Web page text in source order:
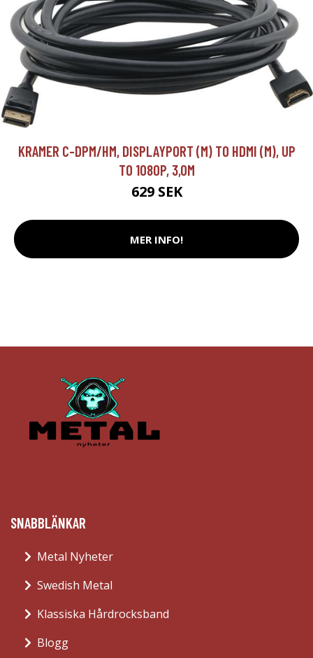
KRAMER C-DPM/HM, DISPLAYPORT (M) TO HDMI (M), UP
TO 1080P, 3,0M
629 SEK
MER INFO!
SNABBLÄNKAR
Metal Nyheter
Swedish Metal
Klassiska Hårdrocksband
Blogg